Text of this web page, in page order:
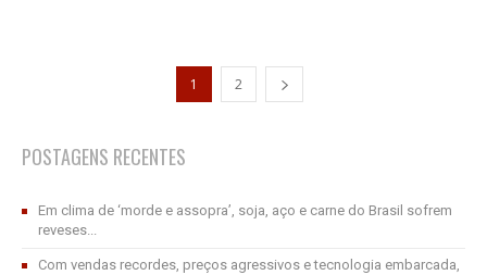
1 2
POSTAGENS RECENTES
Em clima de ‘morde e assopra’, soja, aço e carne do Brasil sofrem
reveses...
Com vendas recordes, preços agressivos e tecnologia embarcada,